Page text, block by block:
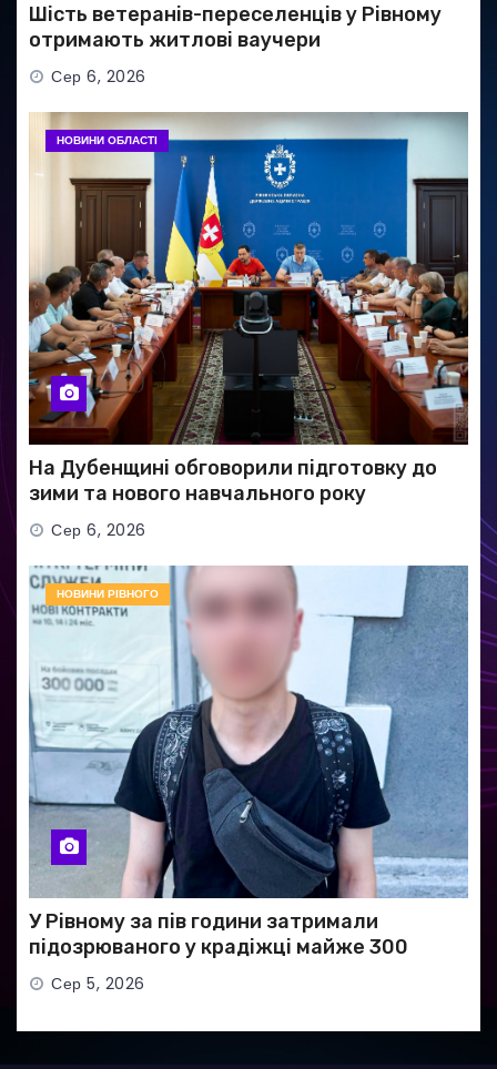
Шість ветеранів-переселенців у Рівному
отримають житлові ваучери
Сер 6, 2026
НОВИНИ ОБЛАСТІ
На Дубенщині обговорили підготовку до
зими та нового навчального року
Сер 6, 2026
НОВИНИ РІВНОГО
У Рівному за пів години затримали
підозрюваного у крадіжці майже 300
тисяч гривень
Сер 5, 2026